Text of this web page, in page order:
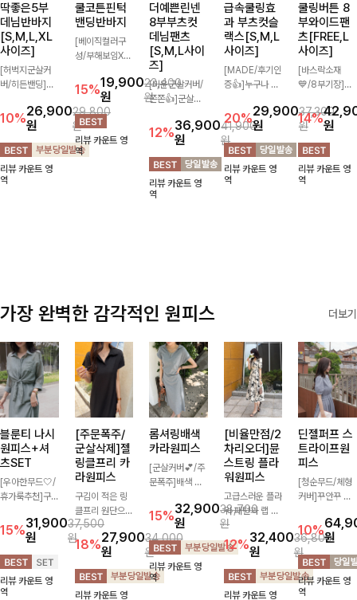
딱좋은5부
데님반바지
[S,M,L,XL
사이즈]
[허벅지군살커
버/히든밴딩]여
와이드핏과 부담
없는 5부 기장
으로 편안하게
즐기기 좋은 데
님 팬츠 ✨ 빈티
지한 워싱감이
10%26,900
원
29,800
원
리뷰 카운트 영
역
쿨코튼핀턱
밴딩반바지
[베이직컬러구
성/부해보임X]
지는 핏으로 편
안하면서도 멋스
럽게 입어지는
밴딩 반바지🤎
넉넉한 포켓 디
테일 더해져 데
15%19,900
원
23,400
원
리뷰 카운트 영
역
더예쁜린넨
8부부츠컷
데님팬츠
[S,M,L사이
즈]
[미운군살커버/
쫀쫀👍]군살을
부츠컷 핏에 발
목이 드러나는
8부 기장으로
다리를 슬림하고
길어보이게 만들
어주며 생지 소
12%36,900
원
41,900
원
리뷰 카운트 영
역
급속쿨링효
과 부츠컷슬
랙스[S,M,L
사이즈]
[MADE/후기인
증👍]누구나 갖
스:)베이직하지
만 부츠컷으로
이쁜 핏 연출은
물론,쫀쫀한 스
판끼로 하루종일
편안하게!
20%29,900
원
37,300
원
리뷰 카운트 영
역
쿨링버튼 8
부와이드팬
츠[FREE,L
사이즈]
[바스락소재
💙/8부기장]사
일이 은은한 포
인트가 되어주는
와이드 팬츠입니
다. 여유롭게 떨
어지는 실루엣과
가볍게 바스락거
14%원
리뷰 카운트 영
역
가장 완벽한 감각적인 원피스 더보기
블룬티 나시
원피스+셔
츠SET
[우아한무드🤍/
휴가룩추천]구
소재의 나시원피
스+셔츠 조합으
로 코디 걱정없
이 여성스럽고
편안하게 즐길
수 있는 아이템
15%31,900
원
37,500
원
리뷰 카운트 영
역
[주문폭주/
군살삭제]젤
링클프리 카
라원피스
구김이 적은 링
클프리 원단으로
항상 깔끔하게
착용 가능하며
일자로 떨어지는
넉넉한 핏으로
군살을 완벽히
커버해주는 원피
18%27,900
원
34,000
원
리뷰 카운트 영
롬셔링배색
카라원피스
[군살커버💕/주
문폭주]배색 카
패턴으로 캐주얼
한 무드를 더한
롱 원피스 🖤 셔
링 디테일과 쫀
쫀한 스판 소재
로 편안하면서도
15%32,900
원
38,700
원
리뷰 카운트 영
역
[비율만점/2
차리오더]뮨
스트링 플라
워원피스
고급스러운 플라
워 패턴과 랩 디
자인으로 여성스
러우면서 세련된
분위기를 더해주
며 스트링이 내
장되어있어 슬림
하게 핏을 조절
12%32,400
원
36,800
원
리뷰 카운트 영
딘젤퍼프 스
트라이프원
피스
[청순무드/체형
커버]꾸안꾸 무
볍고 산뜻한 착
용감으로 여름
내내 손이 자주
가는 원피스예
요- 은은한 스트
라이프 패턴과
10%원
리뷰 카운트 영
역